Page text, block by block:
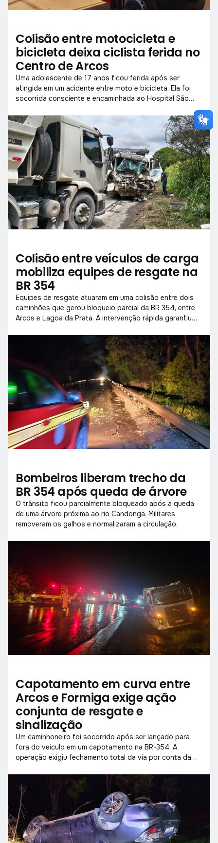
Colisão entre motocicleta e
bicicleta deixa ciclista ferida no
Centro de Arcos
Uma adolescente de 17 anos ficou ferida após ser
atingida em um acidente entre moto e bicicleta. Ela foi
socorrida consciente e encaminhada ao Hospital São
Colisão entre veículos de carga
mobiliza equipes de resgate na
BR 354
Equipes de resgate atuaram em uma colisão entre dois
caminhões que gerou bloqueio parcial da BR 354, entre
Arcos e Lagoa da Prata. A intervenção rápida garantiu
Bombeiros liberam trecho da
BR 354 após queda de árvore
O trânsito ficou parcialmente bloqueado após a queda
de uma árvore próxima ao rio Candonga. Militares
removeram os galhos e normalizaram a circulação.
Capotamento em curva entre
Arcos e Formiga exige ação
conjunta de resgate e
sinalização
Um caminhoneiro foi socorrido após ser lançado para
fora do veículo em um capotamento na BR-354. A
operação exigiu fechamento total da via por conta da